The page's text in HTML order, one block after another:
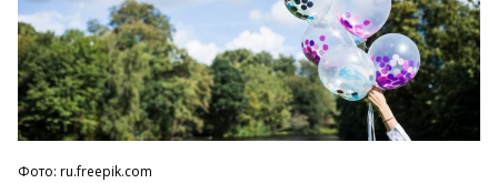
Фото: ru.freepik.com